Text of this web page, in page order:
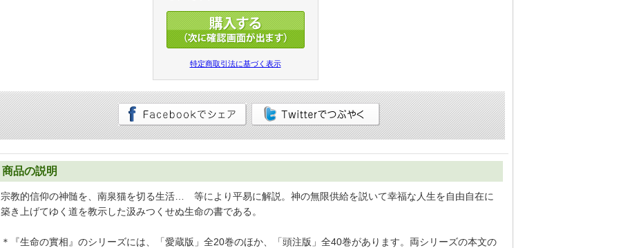
特定商取引法に基づく表示
商品の説明
宗教的信仰の神髄を、南泉猫を切る生活… 等により平易に解説。神の無限供給を説いて幸福な人生を自由自在に
築き上げてゆく道を教示した汲みつくせぬ生命の書である。
＊『生命の實相』のシリーズには、「愛蔵版」全20巻のほか、「頭注版」全40巻があります。両シリーズの本文の